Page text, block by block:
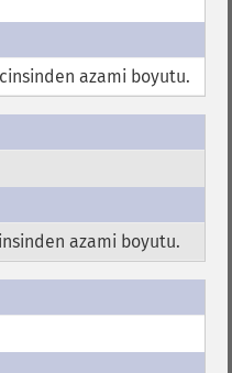
azami boyutu.
azami boyutu.